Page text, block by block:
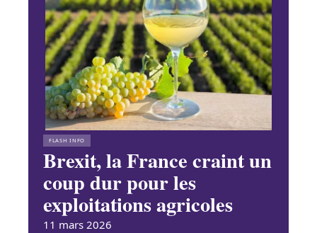
FLASH INFO
Brexit, la France craint un
coup dur pour les
exploitations agricoles
11 mars 2026